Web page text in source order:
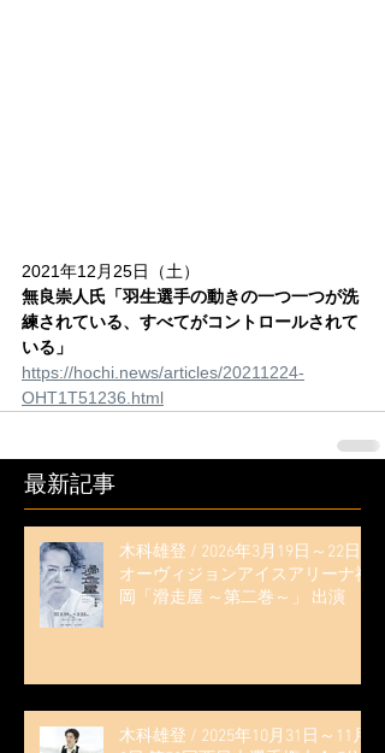
2021年12月25日（土）
無良崇人氏「羽生選手の動きの一つ一つが洗
練されている、すべてがコントロールされて
いる」
https://hochi.news/articles/20211224-
OHT1T51236.html
最新記事
木科雄登 / 2026年3月19日～22日
オーヴィジョンアイスアリーナ福
岡「滑走屋 ～第二巻～」 出演
木科雄登 / 2025年10月31日～11月